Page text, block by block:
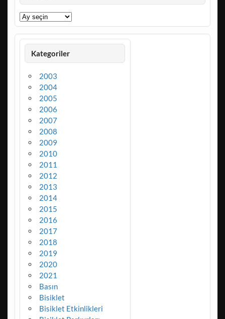
Arşivler
Kategoriler
2003
2004
2005
2006
2007
2008
2009
2010
2011
2012
2013
2014
2015
2016
2017
2018
2019
2020
2021
Basın
Bisiklet
Bisiklet Etkinlikleri